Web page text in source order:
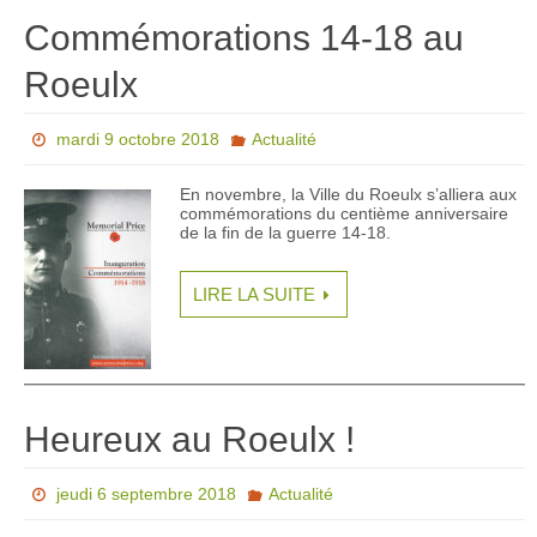
Commémorations 14-18 au
Roeulx
mardi 9 octobre 2018 Actualité
En novembre, la Ville du Roeulx s’alliera aux
commémorations du centième anniversaire
de la fin de la guerre 14-18.
LIRE LA SUITE
Heureux au Roeulx !
jeudi 6 septembre 2018 Actualité